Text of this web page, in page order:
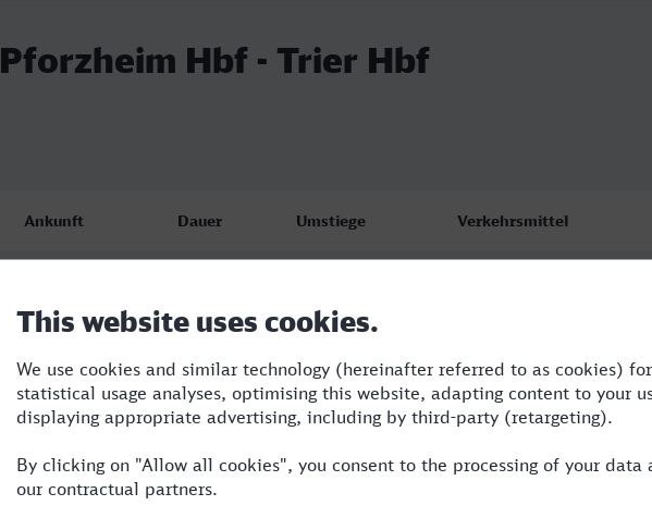
Pforzheim Hbf - Trier Hbf
Ankunft Dauer Umstiege Verkehrsmittel
18.08.26
12:27
Trier Hbf
10:27
4:09 2 RE,ICE